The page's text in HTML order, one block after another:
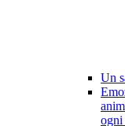
Un
ogni